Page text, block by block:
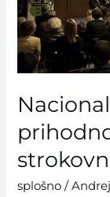
splošno /